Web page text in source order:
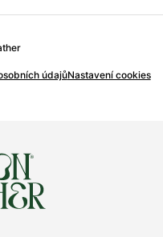
údajůNastavení cookies